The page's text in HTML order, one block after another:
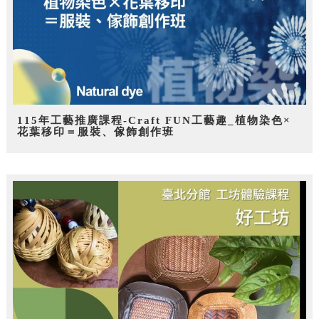
115年工藝推廣課程-Craft FUN工藝趣_植物染色×
花葉移印＝服裝、傢飾創作班